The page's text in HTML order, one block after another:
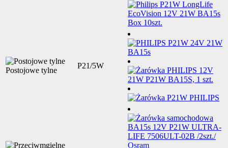
Postojowe tylne
P21/5W